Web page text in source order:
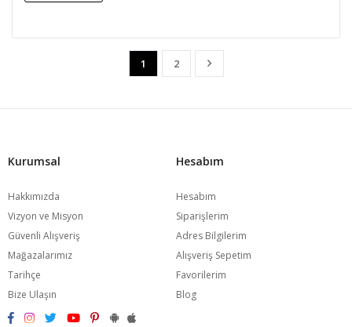
1 2
Kurumsal
Hakkımızda
Vizyon ve Misyon
Güvenli Alışveriş
Mağazalarımız
Tarihçe
Bize Ulaşın
Hesabım
Hesabım
Siparişlerim
Adres Bilgilerim
Alışveriş Sepetim
Favorilerim
Blog